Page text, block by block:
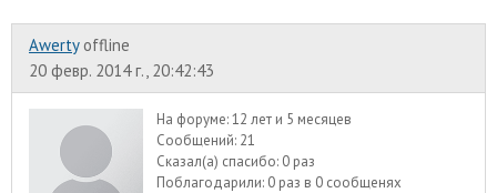
Awerty offline
20 февр. 2014 г., 20:42:43
На форуме:12 лет и 5 месяцев
Сообщений: 21
Сказал(а) спасибо: 0 раз
Поблагодарили: 0 раз в 0 сообщенях